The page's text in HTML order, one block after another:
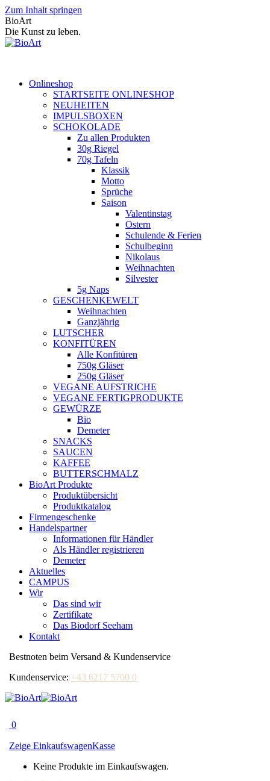
Zum Inhalt springen
BioArt
Die Kunst zu leben.
Onlineshop
STARTSEITE ONLINESHOP
NEUHEITEN
IMPULSBOXEN
SCHOKOLADE
Zu allen Produkten
30g Riegel
70g Tafeln
Klassik
Motto
Sprüche
Saison
Valentinstag
Ostern
Schulende & Ferien
Schulbeginn
Nikolaus
Weihnachten
Silvester
5g Naps
GESCHENKEWELT
Weihnachten
Ganzjährig
LUTSCHER
KONFITÜREN
Alle Konfitüren
750g Gläser
250g Gläser
VEGANE AUFSTRICHE
VEGANE FERTIGPRODUKTE
GEWÜRZE
Bio
Demeter
SNACKS
SAUCEN
KAFFEE
BUTTERSCHMALZ
BioArt Produkte
Produktübersicht
Produktkatalog
Firmengeschenke
Handelspartner
Informationen für Händler
Als Händler registrieren
Demeter
Aktuelles
CAMPUS
Wir
Das sind wir
Zertifikate
Das Biodorf Seeham
Kontakt
Bestnoten beim Versand & Kundenservice
Kundenservice: +43 6217 5700 0
0
Zeige EinkaufswagenKasse
Keine Produkte im Einkaufswagen.